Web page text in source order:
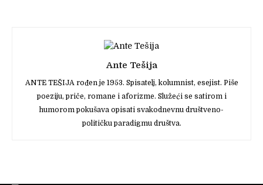
Ante Tešija
ANTE TEŠIJA rođen je 1953. Spisatelj, kolumnist, esejist. Piše
poeziju, priče, romane i aforizme. Služeći se satirom i
humorom pokušava opisati svakodnevnu društveno-
političku paradigmu društva.